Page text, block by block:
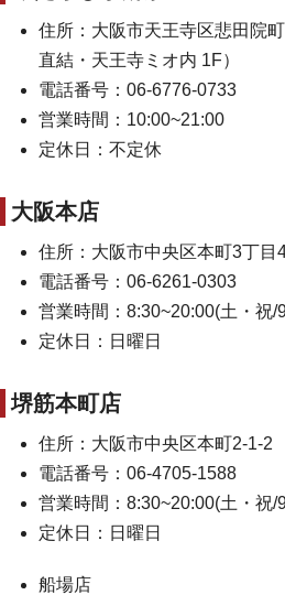
住所：⼤阪市天王寺区悲⽥院
直結・天王寺ミオ内 1F）
電話番号：06-6776-0733
営業時間：10:00~21:00
定休日：不定休
大阪本店
住所：大阪市中央区本町3丁目
電話番号：06-6261-0303
営業時間：8:30~20:00(土・祝/
定休日：日曜日
堺筋本町店
住所：大阪市中央区本町2-1-2
電話番号：06-4705-1588
営業時間：8:30~20:00(土・祝/
定休日：日曜日
船場店